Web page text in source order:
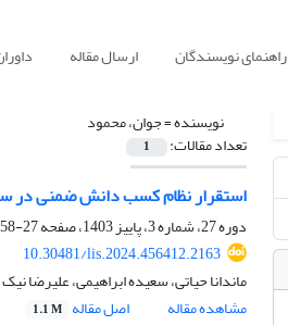
راهنمای نویسندگان ارسال مقاله
نویسنده =جوان، محمود
تعداد مقالات: 1
استقرار نظام کسب دانش ضمنی در
دوره 27، شماره 3، پاییز 1403، صفحه
27-58
10.30481/lis.2024.456412.2163
ماندانا حیاتی، سعیده ابراهیمی، علیرضا
مشاهده مقاله
اصل مقاله 1.1 M